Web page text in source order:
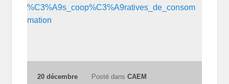
%C3%A9s_coop%C3%A9ratives_de_consom
mation
20 décembre
Posté dans CAEM